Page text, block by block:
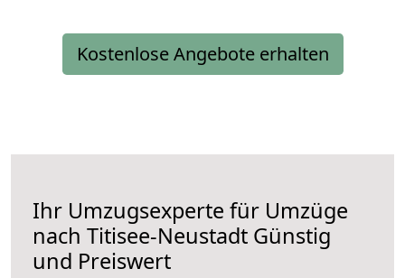
Kostenlose Angebote erhalten
Ihr Umzugsexperte für Umzüge
nach Titisee-Neustadt Günstig
und Preiswert